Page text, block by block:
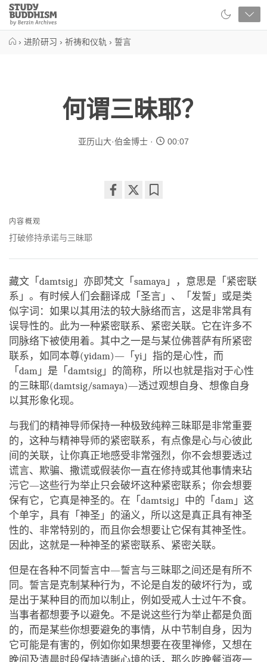
Close
Study
Buddhism
› 进阶研习 › 祈祷和仪轨 › 誓言
何谓三昧耶？
亚历山大·伯金博士 00:07
内容概观
打破修持承诺与三昧耶
藏文「damtsig」亦即梵文「samaya」，意思是「紧密联
系」。有时候人们会翻译成「圣言」、「发誓」或是类
似字词：如果以其用法的较大脉络而言，这是非常具有
误导性的。此为一种紧密联系、紧密关联。它在许多不
同脉络下被使用着。其中之一是与某位佛菩萨有所紧密
联系，如同本尊(yidam)—「yi」指的是心性，而
「dam」是「damtsig」的简称，所以也就是指对于心性
的三昧耶(damtsig/samaya)—透过观想自身、想像自身
以其形象化现。
与我们的精神导师保持一种极致纯粹三昧耶是非常重要
的，这种与精神导师的紧密联系，有点像是心与心彼此
间的关联，让你真正地感受非常强烈，你不会想要透过
谎言、欺骗、撒谎或假装你一直在修持或其他事情来玷
污它—这些行为举止只会破坏这种紧密联系；你会想要
保有它，它真是神圣的。在「damtsig」中的「dam」这
个单字，具有「神圣」的涵义，所以这是真正具有神圣
性的、非常特别的，而且你会想要让它保有其神圣性。
因此，这就是一种神圣的紧密联系、紧密关联。
但是在各种不同誓言中—誓言与三昧耶之间还是有所不
同。誓言是克制某种行为，不论是自发的破坏行为，或
是出于某种目的而加以制止，例如受戒人士过午不食。
当事者都想要予以避免。不是说这些行为举止都是负面
的，而是某些你想要避免的事情，从中节制自身，因为
它可能是有害的，例如你如果想要在夜里禅修，又想在